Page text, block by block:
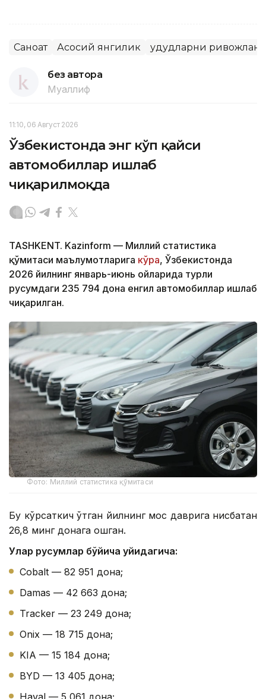
Саноат Асосий янгилик Ҳудудларни
без автора
Муаллиф
11:10, 06 Август 2026
Ўзбекистонда энг кўп қайси
автомобиллар ишлаб
чиқарилмоқда
TASHKENT. Kazinform — Миллий статистика
қўмитаси маълумотларига кўра, Ўзбекистонда
2026 йилнинг январь-июнь ойларида турли
русумдаги 235 794 дона енгил автомобиллар ишлаб
чиқарилган.
Фото: Миллий статистика қўмитаси
Бу кўрсаткич ўтган йилнинг мос даврига нисбатан
26,8 минг донага ошган.
Улар русумлар бўйича қуйидагича:
Cobalt — 82 951 дона;
Damas — 42 663 дона;
Tracker — 23 249 дона;
Onix — 18 715 дона;
KIA — 15 184 дона;
BYD — 13 405 дона;
Haval — 5 061 дона;